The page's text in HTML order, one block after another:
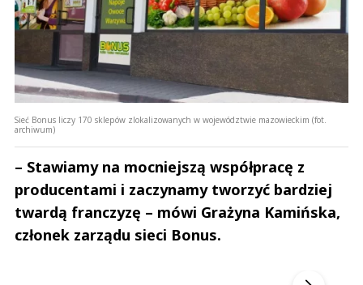
Sieć Bonus liczy 170 sklepów zlokalizowanych w województwie mazowieckim (fot.
archiwum)
– Stawiamy na mocniejszą współpracę z
producentami i zaczynamy tworzyć bardziej
twardą franczyzę – mówi Grażyna Kamińska,
członek zarządu sieci Bonus.